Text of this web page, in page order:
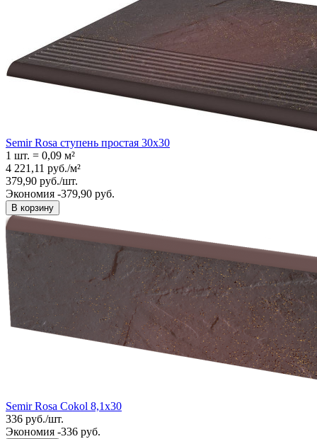
Semir Rosa ступень простая 30x30
1 шт. = 0,09 м²
4 221,11 руб./м²
379,90 руб./шт.
Экономия -379,90 руб.
В корзину
Semir Rosa Cokol 8,1x30
336 руб./шт.
Экономия -336 руб.